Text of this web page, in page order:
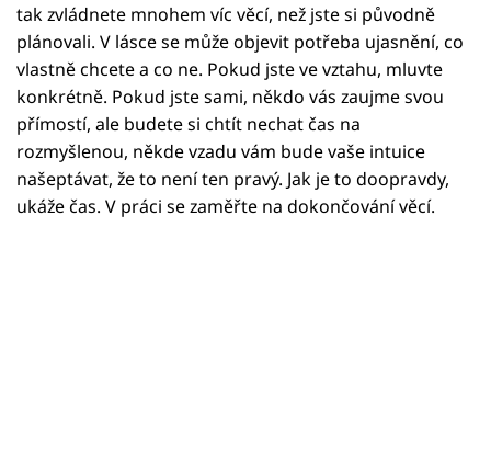
Filmový festival Karlovy Vary
Pořady
Mámy sobě
Přihlášení
tak zvládnete mnohem víc věcí, než jste si původně
plánovali. V lásce se může objevit potřeba ujasnění, co
vlastně chcete a co ne. Pokud jste ve vztahu, mluvte
konkrétně. Pokud jste sami, někdo vás zaujme svou
přímostí, ale budete si chtít nechat čas na
rozmyšlenou, někde vzadu vám bude vaše intuice
našeptávat, že to není ten pravý. Jak je to doopravdy,
ukáže čas. V práci se zaměřte na dokončování věcí.